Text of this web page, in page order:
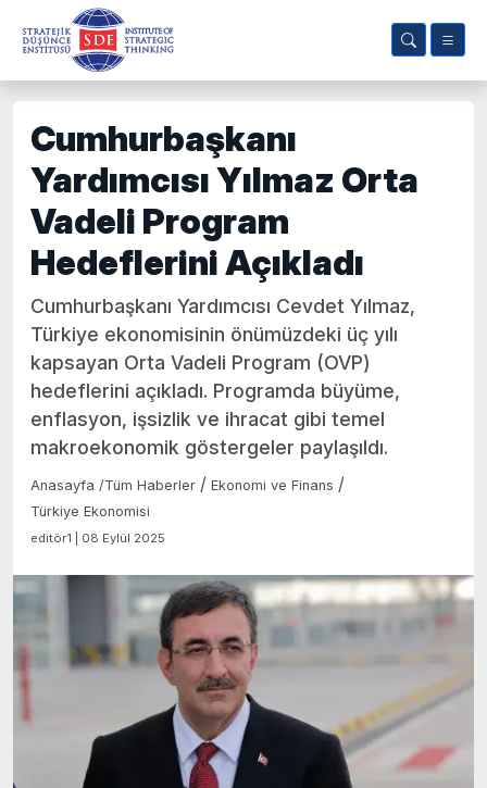
Cumhurbaşkanı
Yardımcısı Yılmaz Orta
Vadeli Program
Hedeflerini Açıkladı
Cumhurbaşkanı Yardımcısı Cevdet Yılmaz,
Türkiye ekonomisinin önümüzdeki üç yılı
kapsayan Orta Vadeli Program (OVP)
hedeflerini açıkladı. Programda büyüme,
enflasyon, işsizlik ve ihracat gibi temel
makroekonomik göstergeler paylaşıldı.
Anasayfa /Tüm Haberler / Ekonomi ve Finans /
Türkiye Ekonomisi
editör1 | 08 Eylül 2025